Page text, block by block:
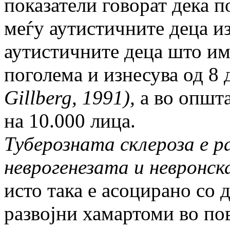
показатели говорат дека
меѓу аутистичните деца
аутистичните деца што
поголема и изнесува од
Gillberg, 1991), а во
на 10.000 лица.
Туберозната склероза е
неврогенезата и
исто така е асоцирано
развојни хамартоми во